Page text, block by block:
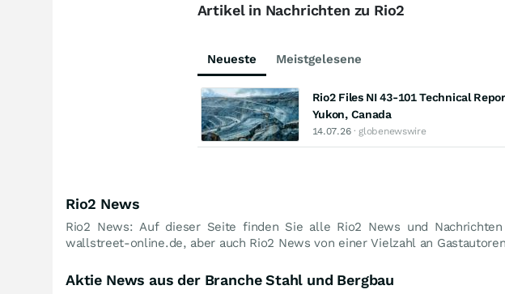
Artikel in Nachrichten zu Rio2
Neueste Meistgelesene
Rio2 Files NI 43-101 Technical
Yukon, Canada
14.07.26· globenewswire
Rio2 News
Rio2 News: Auf dieser Seite finden Sie alle Rio2 News und
wallstreet-online.de, aber auch Rio2 News von einer Vielzahl an
Aktie News aus der Branche Stahl und Bergbau